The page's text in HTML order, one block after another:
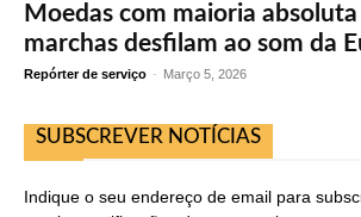
Moedas com maioria
marchas desfilam ao som da
Repórter de serviço - Março 5, 2026
SUBSCREVER NOTÍCIAS
Indique o seu endereço de email para